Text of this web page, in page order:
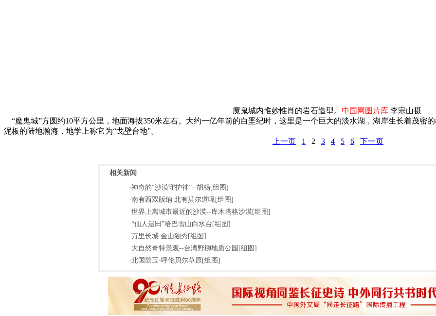
魔鬼城内惟妙惟肖的岩石造型。 中国网图片库 李宗山摄
“魔鬼城”方圆约10平方公里，地面海拔350米左右。大约一亿年前的白垩纪时，这里是一个巨大的淡水湖，湖岸生长着茂密
泥板的陆地瀚海，地学上称它为“戈壁台地”。
上一页
1 2 3 4 5 6 下一页
相关新闻
·神奇的“沙漠守护神”--胡杨[组图]
·南有西双版纳 北有莫尔道嘎[组图]
·世界上离城市最近的沙漠--库木塔格沙漠[组图]
·“仙人遗田”哈巴雪山白水台[组图]
·万里长城 金山独秀[组图]
·大自然奇特景观--台湾野柳地质公园[组图]
·北国碧玉-呼伦贝尔草原[组图]